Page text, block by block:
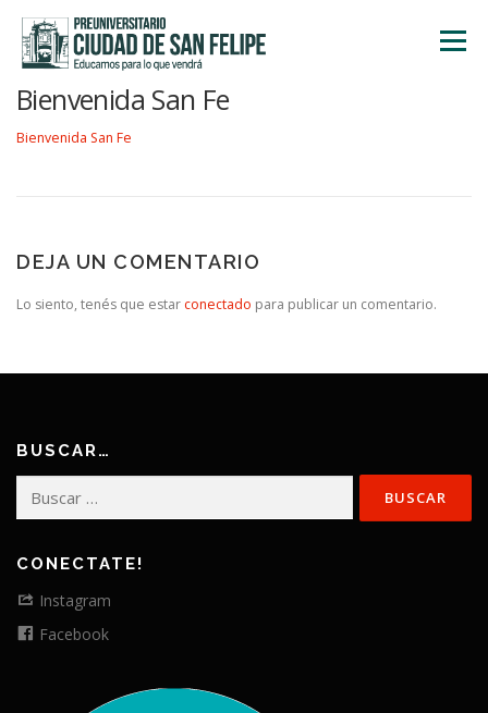
contenido
Menú
Bienvenida San Fe
Bienvenida San Fe
DEJA UN COMENTARIO
Lo siento, tenés que estar conectado para publicar un comentario.
BUSCAR…
CONECTATE!
Instagram
Facebook